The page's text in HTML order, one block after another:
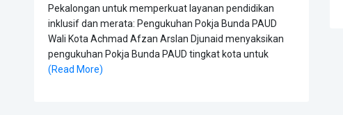
Pekalongan untuk memperkuat layanan pendidikan
inklusif dan merata: Pengukuhan Pokja Bunda PAUD
Wali Kota Achmad Afzan Arslan Djunaid menyaksikan
pengukuhan Pokja Bunda PAUD tingkat kota untuk
(Read More)